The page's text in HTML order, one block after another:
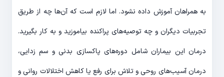
به همراهان آموزش داده نشود. اما لازم است که آن‌ها چه از طریق
تجربیات دیگران و چه توصیه‌های پراکنده بیاموزید و به کار بگیرید.
درمان این بیماران شامل دوره‌های پاکسازی بدنی و سم زدایی،
درمان آسیب‌های روحی و تلاش برای رفع یا کاهش اختلالات روانی و